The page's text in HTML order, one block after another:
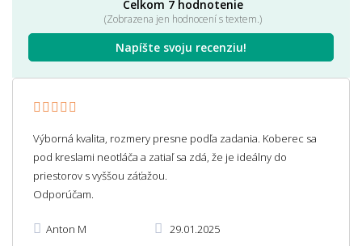
Celkom 7 hodnotenie
(Zobrazena jen hodnocení s textem.)
Napíšte svoju recenziu!
Výborná kvalita, rozmery presne podľa zadania. Koberec sa
pod kreslami neotláča a zatiaľ sa zdá, že je ideálny do
priestorov s vyššou záťažou.
Odporúčam.
Anton M 29.01.2025